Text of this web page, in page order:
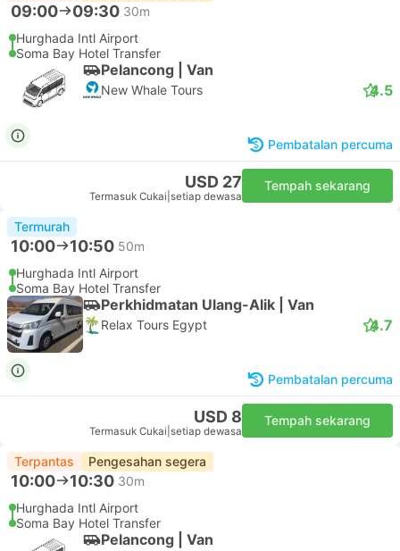
09:00 09:30 30m
Hurghada Intl Airport
Soma Bay Hotel Transfer
Pelancong | Van
New Whale Tours 4.5
Pembatalan percuma
USD 27
Termasuk Cukai setiap dewasa
Tempah sekarang
Termurah
10:00 10:50 50m
Hurghada Intl Airport
Soma Bay Hotel Transfer
Perkhidmatan Ulang-Alik | Van
Relax Tours Egypt 4.7
Pembatalan percuma
USD 8
Termasuk Cukai setiap dewasa
Tempah sekarang
Terpantas Pengesahan segera
10:00 10:30 30m
Hurghada Intl Airport
Soma Bay Hotel Transfer
Pelancong | Van